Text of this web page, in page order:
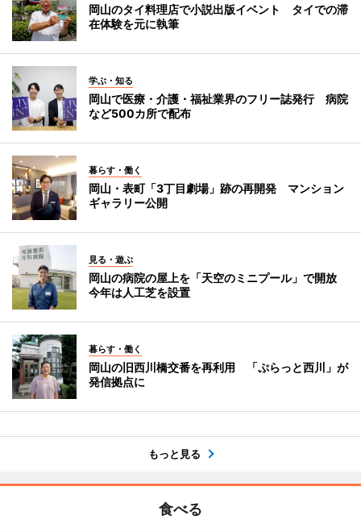
岡山のタイ料理店で小説出版イベント タイでの滞
在体験を元に執筆
学ぶ・知る
岡山で医療・介護・福祉業界のフリー誌発行 病院
など500カ所で配布
暮らす・働く
岡山・表町「3丁目劇場」跡の再開発 マンション
ギャラリー公開
見る・遊ぶ
岡山の病院の屋上を「天空のミニプール」で開放
今年は人工芝を設置
暮らす・働く
岡山の旧西川橋交番を再利用 「ぷらっと西川」が
発信拠点に
もっと見る
食べる